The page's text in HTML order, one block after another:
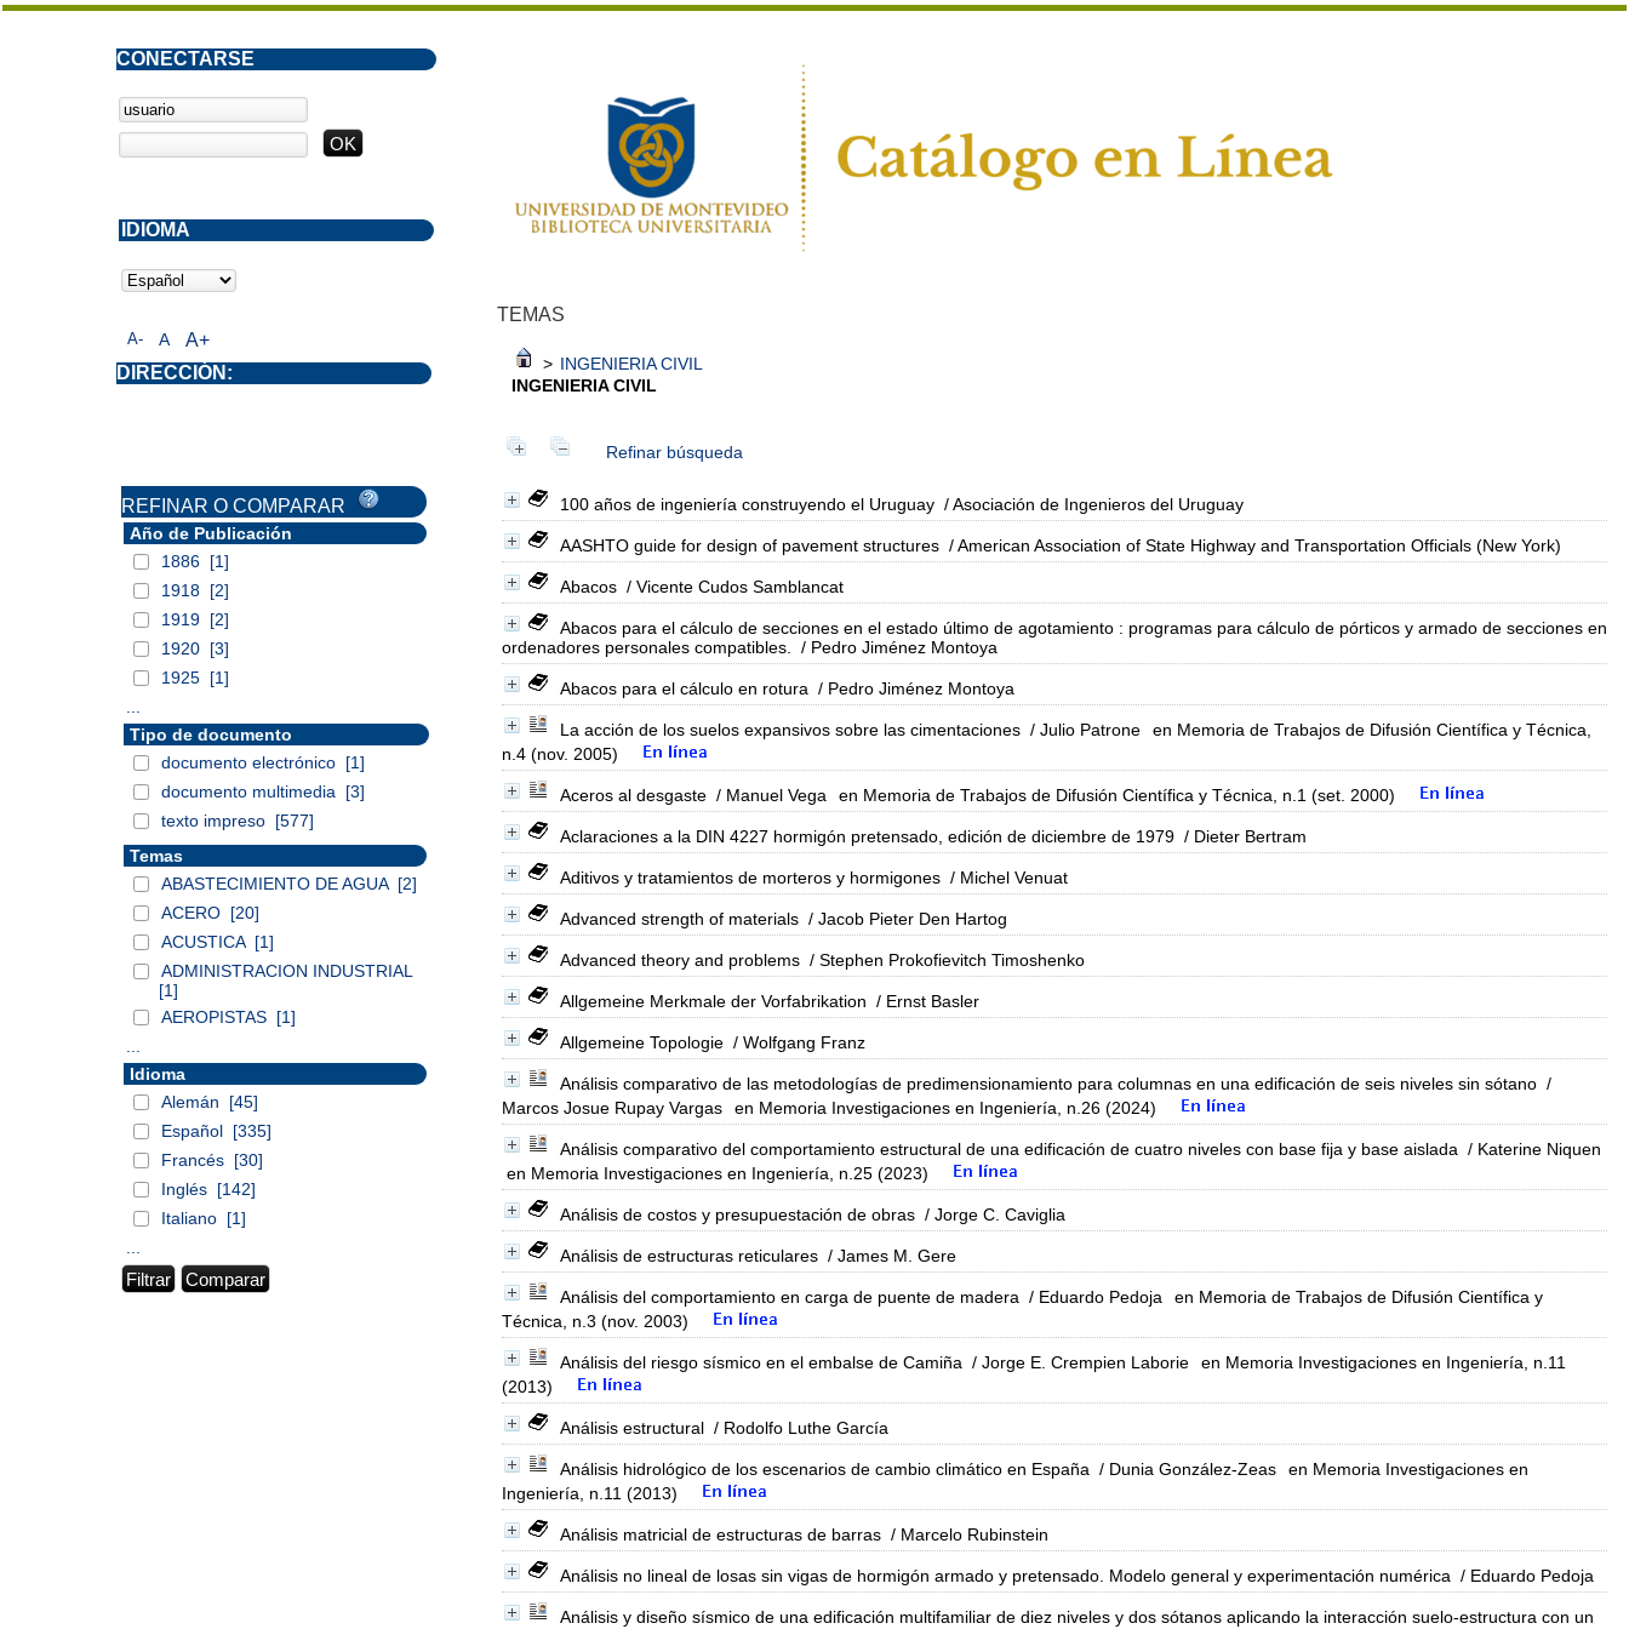
TEMAS
> INGENIERIA CIVIL
INGENIERIA CIVIL
Refinar búsqueda
100 años de ingeniería construyendo el Uruguay / Asociación de Ingenieros del Uruguay
AASHTO guide for design of pavement structures / American Association of State Highway and Transportation Officials (New York)
Abacos / Vicente Cudos Samblancat
Abacos para el cálculo de secciones en el estado último de agotamiento : programas para cálculo de pórticos y armado de secciones en
ordenadores personales compatibles.
/ Pedro Jiménez Montoya
Abacos para el cálculo en rotura / Pedro Jiménez Montoya
La acción de los suelos expansivos sobre las cimentaciones / Julio Patrone
en Memoria de Trabajos de Difusión Científica y Técnica,
n.4 (nov. 2005)
Aceros al desgaste / Manuel Vega en Memoria de Trabajos de Difusión Científica y Técnica, n.1 (set. 2000)
Aclaraciones a la DIN 4227 hormigón pretensado, edición de diciembre de 1979 / Dieter Bertram
Aditivos y tratamientos de morteros y hormigones / Michel Venuat
Advanced strength of materials / Jacob Pieter Den Hartog
Advanced theory and problems / Stephen Prokofievitch Timoshenko
Allgemeine Merkmale der Vorfabrikation / Ernst Basler
Allgemeine Topologie / Wolfgang Franz
Análisis comparativo de las metodologías de predimensionamiento para columnas en una edificación de seis niveles sin sótano /
Marcos Josue Rupay Vargas
en Memoria Investigaciones en Ingeniería, n.26 (2024)
Análisis comparativo del comportamiento estructural de una edificación de cuatro niveles con base fija y base aislada / Katerine Niquen
en Memoria Investigaciones en Ingeniería, n.25 (2023)
Análisis de costos y presupuestación de obras / Jorge C. Caviglia
Análisis de estructuras reticulares / James M. Gere
Análisis del comportamiento en carga de puente de madera / Eduardo Pedoja
en Memoria de Trabajos de Difusión Científica y
Técnica, n.3 (nov. 2003)
Análisis del riesgo sísmico en el embalse de Camiña / Jorge E. Crempien Laborie
en Memoria Investigaciones en Ingeniería, n.11
(2013)
Análisis estructural / Rodolfo Luthe García
Análisis hidrológico de los escenarios de cambio climático en España / Dunia González-Zeas
en Memoria Investigaciones en
Ingeniería, n.11 (2013)
Análisis matricial de estructuras de barras / Marcelo Rubinstein
Análisis no lineal de losas sin vigas de hormigón armado y pretensado. Modelo general y experimentación numérica / Eduardo Pedoja
Análisis y diseño sísmico de una edificación multifamiliar de diez niveles y dos sótanos aplicando la interacción suelo-estructura con un
A- A A+
CONECTARSE
DIRECCIÓN:
IDIOMA
REFINAR O COMPARAR
Año de Publicación
1886 [1]
1918 [2]
1919 [2]
1920 [3]
1925 [1]
Tipo de documento
documento electrónico [1]
documento multimedia
[3]
texto impreso [577]
Temas
ABASTECIMIENTO DE AGUA [2]
ACERO [20]
ACUSTICA [1]
ADMINISTRACION INDUSTRIAL
[1]
AEROPISTAS [1]
Idioma
Alemán
[45]
Español [335]
Francés [30]
Inglés [142]
Italiano [1]